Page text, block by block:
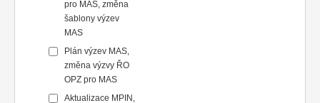
pro MAS, změna
šablony výzev
MAS
Plán výzev MAS,
změna výzvy ŘO
OPZ pro MAS
Aktualizace MPIN,